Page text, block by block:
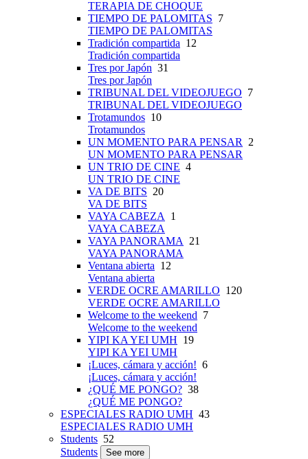
TERAPIA DE CHOQUE
TIEMPO DE PALOMITAS 7
TIEMPO DE PALOMITAS
Tradición compartida 12
Tradición compartida
Tres por Japón 31
Tres por Japón
TRIBUNAL DEL VIDEOJUEGO 7
TRIBUNAL DEL VIDEOJUEGO
Trotamundos 10
Trotamundos
UN MOMENTO PARA PENSAR 2
UN MOMENTO PARA PENSAR
UN TRIO DE CINE 4
UN TRIO DE CINE
VA DE BITS 20
VA DE BITS
VAYA CABEZA 1
VAYA CABEZA
VAYA PANORAMA 21
VAYA PANORAMA
Ventana abierta 12
Ventana abierta
VERDE OCRE AMARILLO 120
VERDE OCRE AMARILLO
Welcome to the weekend 7
Welcome to the weekend
YIPI KA YEI UMH 19
YIPI KA YEI UMH
¡Luces, cámara y acción! 6
¡Luces, cámara y acción!
¿QUÉ ME PONGO? 38
¿QUÉ ME PONGO?
ESPECIALES RADIO UMH 43
ESPECIALES RADIO UMH
Students 52
Students
See more